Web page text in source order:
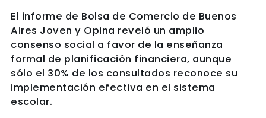
El informe de Bolsa de Comercio de Buenos
Aires Joven y Opina reveló un amplio
consenso social a favor de la enseñanza
formal de planificación financiera, aunque
sólo el 30% de los consultados reconoce su
implementación efectiva en el sistema
escolar.